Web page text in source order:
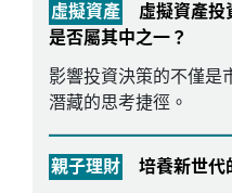
虛擬資產
虛擬資產投
是否屬其中之一？
影響投資決策的不僅是
潛藏的思考捷徑。
親子理財
培養新世代